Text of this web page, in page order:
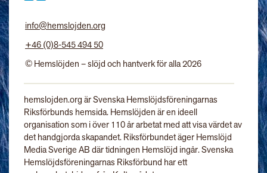
info@hemslojden.org
+46 (0)8-545 494 50
© Hemslöjden – slöjd och hantverk för alla 2026
hemslojden.org är Svenska Hemslöjdsföreningarnas
Riksförbunds hemsida. Hemslöjden är en ideell
organisation som i över 110 år arbetat med att visa värdet av
det handgjorda skapandet. Riksförbundet äger Hemslöjd
Media Sverige AB där tidningen Hemslöjd ingår. Svenska
Hemslöjdsföreningarnas Riksförbund har ett